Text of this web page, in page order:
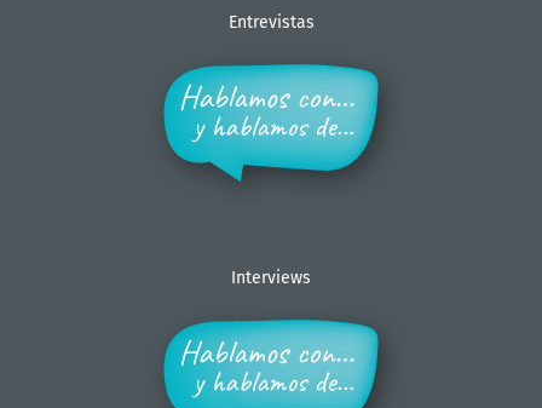
Entrevistas
Interviews